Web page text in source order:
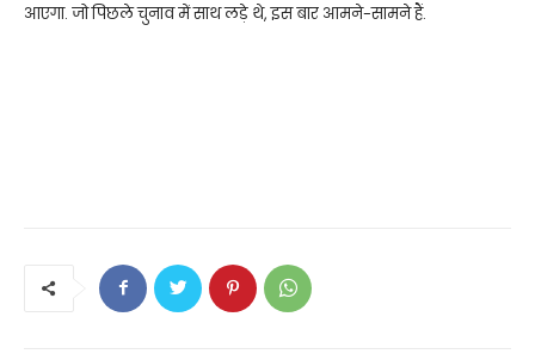
आएगा. जो पिछले चुनाव में साथ लड़े थे, इस बार आमने-सामने हैं.